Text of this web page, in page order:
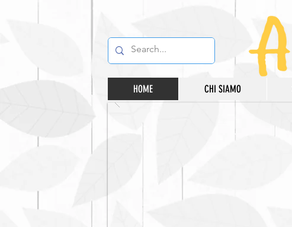
HOME CHI SIAMO